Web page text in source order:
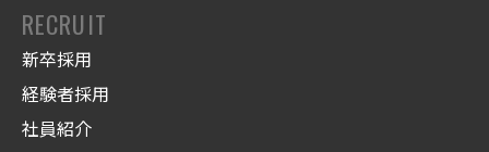
RECRUIT
新卒採用
経験者採用
社員紹介